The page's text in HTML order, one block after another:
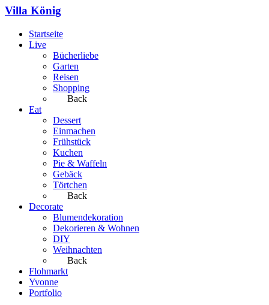
Villa König
Startseite
Live
Bücherliebe
Garten
Reisen
Shopping
Back
Eat
Dessert
Einmachen
Frühstück
Kuchen
Pie & Waffeln
Gebäck
Törtchen
Back
Decorate
Blumendekoration
Dekorieren & Wohnen
DIY
Weihnachten
Back
Flohmarkt
Yvonne
Portfolio